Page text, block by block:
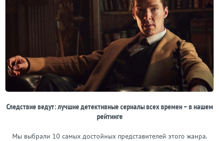
Следствие ведут: лучшие детективные сериалы всех времен – в нашем
рейтинге
Мы выбрали 10 самых достойных представителей этого жанра.